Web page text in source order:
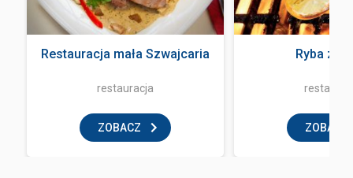
Restauracja mała Szwajcaria
restauracja
ZOBACZ
Ryba z
ZOBACZ